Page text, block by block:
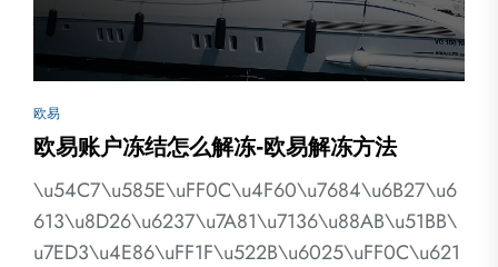
欧易
欧易账户冻结怎么解冻-欧易解冻方法
\u54C7\u585E\uFF0C\u4F60\u7684\u6B27\u6
613\u8D26\u6237\u7A81\u7136\u88AB\u51BB\
u7ED3\u4E86\uFF1F\u522B\u6025\uFF0C\u621